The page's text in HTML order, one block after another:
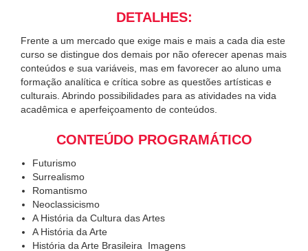
DETALHES:
Frente a um mercado que exige mais e mais a cada dia este
curso se distingue dos demais por não oferecer apenas mais
conteúdos e sua variáveis, mas em favorecer ao aluno uma
formação analítica e crítica sobre as questões artísticas e
culturais. Abrindo possibilidades para as atividades na vida
acadêmica e aperfeiçoamento de conteúdos.
CONTEÚDO PROGRAMÁTICO
Futurismo
Surrealismo
Romantismo
Neoclassicismo
A História da Cultura das Artes
A História da Arte
História da Arte Brasileira  Imagens